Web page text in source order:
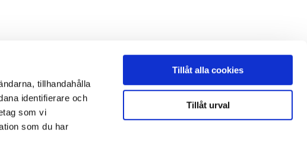
tillhandahålla
identifierare och
som vi
som du har
Tillåt alla cookies
Tillåt urval